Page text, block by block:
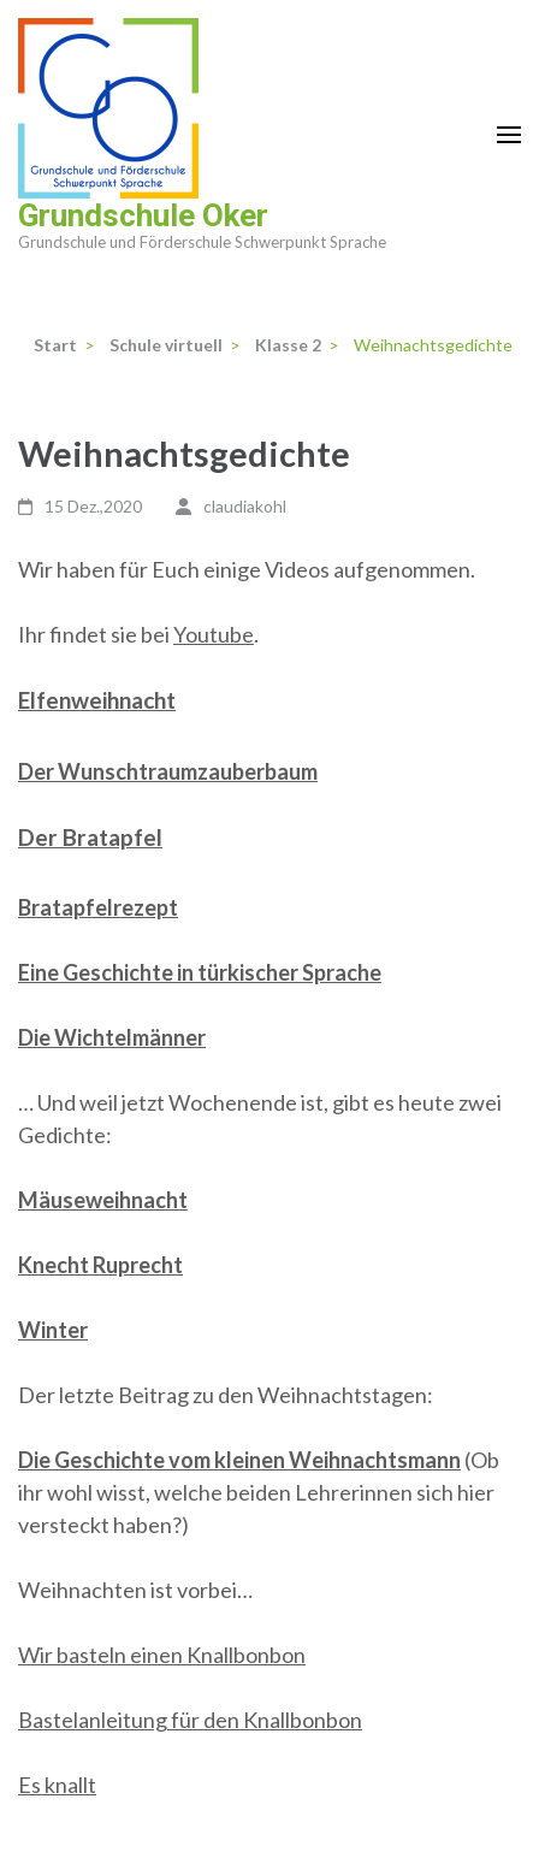
Zum
Inhalt
springen
(Enter
Grundschule Oker
Grundschule und Förderschule Schwerpunkt Sprache
Start > Schule virtuell > Klasse 2 > Weihnachtsgedichte
Weihnachtsgedichte
15 Dez.,2020 claudiakohl
Wir haben für Euch einige Videos aufgenommen.
Ihr findet sie beiYoutube.
Elfenweihnacht
Der Wunschtraumzauberbaum
Der Bratapfel
Bratapfelrezept
Eine Geschichte in türkischer Sprache
Die Wichtelmänner
… Und weil jetzt Wochenende ist, gibt es heute zwei
Gedichte:
Mäuseweihnacht
Knecht Ruprecht
Winter
Der letzte Beitrag zu den Weihnachtstagen:
Die Geschichte vom kleinen Weihnachtsmann (Ob
ihr wohl wisst, welche beiden Lehrerinnen sich hier
versteckt haben?)
Weihnachten ist vorbei…
Wir basteln einen Knallbonbon
Bastelanleitung für den Knallbonbon
Es knallt